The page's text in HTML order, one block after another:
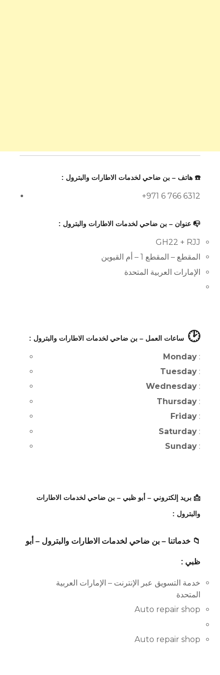
☎️ هاتف – بن ضاحي لخدمات الاطارات والبترول :
+971 6 766 6312
📭 عنوان – بن ضاحي لخدمات الاطارات والبترول :
GH22 + RJJ
المقطع – المقطع 1 – أم القيوين
الإمارات العربية المتحدة
🕑 ساعات العمل – بن ضاحي لخدمات الاطارات والبترول :
Monday :
Tuesday :
Wednesday :
Thursday :
Friday :
Saturday :
Sunday :
📩 بريد إلكتروني – أبو ظبي – بن ضاحي لخدمات الاطارات
والبترول :
📁 خدماتنا – بن ضاحي لخدمات الاطارات والبترول – أبو
ظبي :
خدمة التسويق عبر الإنترنت – الإمارات العربية
المتحدة
Auto repair shop
Auto repair shop